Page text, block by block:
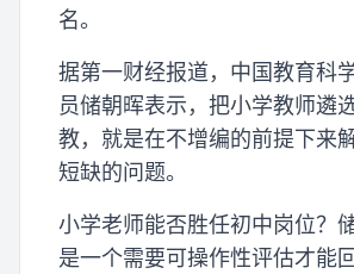
名。
据第一财经报道，中国教育科
员储朝晖表示，把小学教师遴
教，就是在不增编的前提下来
短缺的问题。
小学老师能否胜任初中岗位？
是一个需要可操作性评估才能